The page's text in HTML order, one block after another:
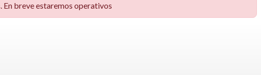
En breve estaremos operativos